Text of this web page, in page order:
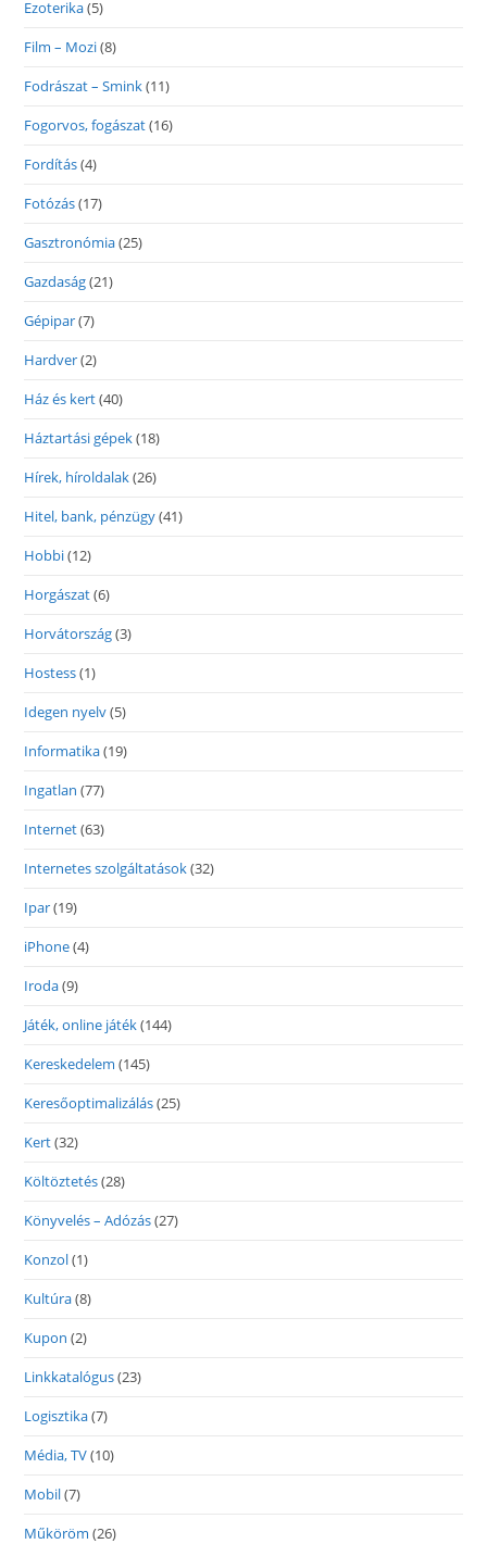
Ezoterika(5)
Film – Mozi(8)
Fodrászat – Smink(11)
Fogorvos, fogászat(16)
Fordítás(4)
Fotózás(17)
Gasztronómia(25)
Gazdaság(21)
Gépipar(7)
Hardver(2)
Ház és kert(40)
Háztartási gépek(18)
Hírek, híroldalak(26)
Hitel, bank, pénzügy(41)
Hobbi(12)
Horgászat(6)
Horvátország(3)
Hostess(1)
Idegen nyelv(5)
Informatika(19)
Ingatlan (77)
Internet(63)
Internetes szolgáltatások(32)
Ipar(19)
iPhone(4)
Iroda(9)
Játék, online játék(144)
Kereskedelem (145)
Keresőoptimalizálás(25)
Kert(32)
Költöztetés(28)
Könyvelés – Adózás(27)
Konzol(1)
Kultúra(8)
Kupon (2)
Linkkatalógus(23)
Logisztika(7)
Média, TV(10)
Mobil(7)
Műköröm (26)